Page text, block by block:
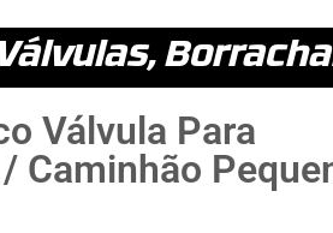
,
Válvula Para
Caminhão